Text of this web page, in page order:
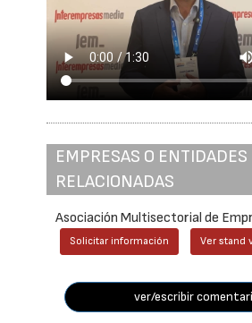
EMPRESAS O ENTIDADES
RELACIONADAS
Asociación Multisectorial de
Solicitar información Ver stand
ver/escribir